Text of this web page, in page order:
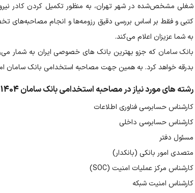
شغلی مشخص‌شده در شهر تهران، به منظور تکمیل کردن کادر
کتبی و فقط بر اساس بررسی دقیق رزومه‌ها و انجام مصاحبه‌های
به شما عزیزان اعلام می‌کند.
بدرقه خواهد کرد. به همین جهت مصاحبه استخدامی بانک سامان
رشته های مورد نیاز در مصاحبه استخدامی بانک سامان 1404
کارشناس حسابرسی فناوری اطلاعات
کارشناس حسابرسی داخلی
مسئول دفتر
متصدی امور بانکی (بانکدار)
کارشناس مرکز عملیات امنیت (SOC)
کارشناس امنیت شبکه